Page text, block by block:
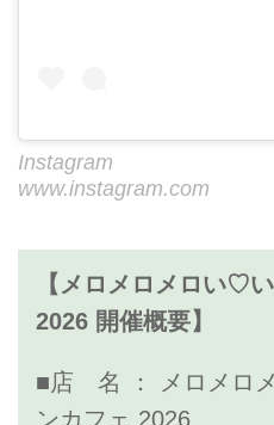
Instagram
www.instagram.com
【メロメロメロい♡
2026 開催概要】
■店 名 ： メロメロ
ンカフェ 2026